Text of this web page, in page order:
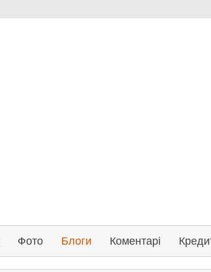
Фото Блоги Коментарі